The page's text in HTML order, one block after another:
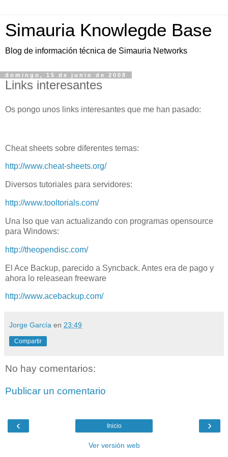
Simauria Knowlegde Base
Blog de información técnica de Simauria Networks
domingo, 15 de junio de 2008
Links interesantes
Os pongo unos links interesantes que me han pasado:
Cheat sheets sobre diferentes temas:
http://www.cheat-sheets.org/
Diversos tutoriales para servidores:
http://www.tooltorials.com/
Una Iso que van actualizando con programas opensource
para Windows:
http://theopendisc.com/
El Ace Backup, parecido a Syncback. Antes era de pago y
ahora lo releasean freeware
http://www.acebackup.com/
Jorge García en 23:49
Compartir
No hay comentarios:
Publicar un comentario
‹ ›
Inicio
Ver versión web